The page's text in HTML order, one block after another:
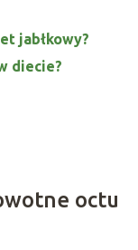
jabłkowy?
diecie?
octu